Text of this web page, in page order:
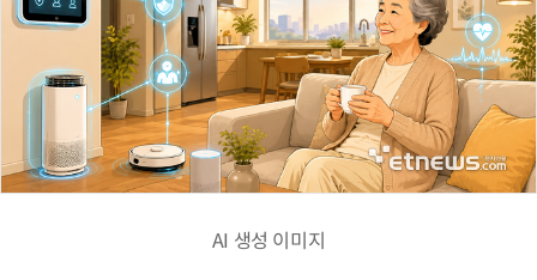
AI 생성 이미지